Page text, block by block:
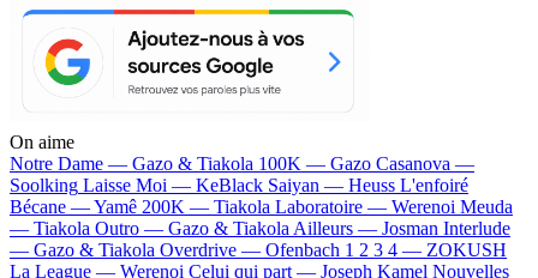
On aime
Notre Dame — Gazo & Tiakola 100K — Gazo Casanova —
Soolking Laisse Moi — KeBlack Saiyan — Heuss L'enfoiré
Bécane —Yamê 200K — Tiakola Laboratoire — Werenoi Meuda
— Tiakola Outro — Gazo & Tiakola Ailleurs — Josman Interlude
— Gazo & Tiakola Overdrive — Ofenbach 1 2 3 4 — ZOKUSH
La League — Werenoi Celui qui part — Joseph Kamel Nouvelles